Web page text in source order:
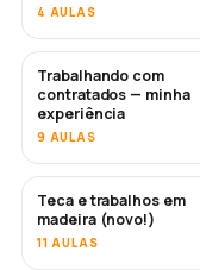
4 AULAS
EM BREVE
Trabalhando com
contratados — minha
experiência
9 AULAS
Teca e trabalhos em
madeira (novo!)
11 AULAS